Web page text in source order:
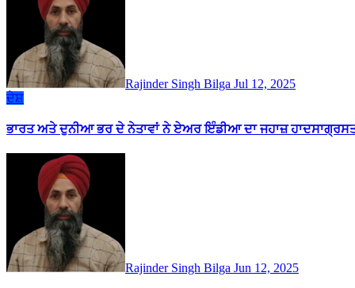
Rajinder Singh Bilga Jul 12, 2025
ਦੇਸ਼
ਭਾਰਤ ਅਤੇ ਦੁਨੀਆ ਭਰ ਦੇ ਨੇਤਾਵਾਂ ਨੇ ਏਅਰ ਇੰਡੀਆ ਦਾ ਜਹਾਜ਼ ਹਾਦਸਾਗ੍ਰਸਤ
Rajinder Singh Bilga Jun 12, 2025